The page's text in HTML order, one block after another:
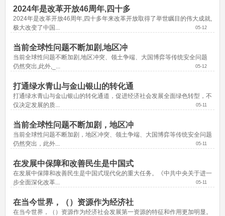
2024年是改革开放46周年,四十多
2024年是改革开放46周年,四十多年来改革开放取得了举世瞩目的伟大成就,
极大改变了中国...
05-12
当前全球性问题不断加剧,地区冲
当前全球性问题不断加剧,地区冲突、领土争端、大国博弈等传统安全问题
仍然突出,此外,_...
05-12
打通绿水青山与金山银山的转化通
打通绿水青山与金山银山的转化通道，促进经济社会发展全面绿色转型，不
仅决定发展的质...
05-11
当前全球性问题不断加剧，地区冲
当前全球性问题不断加剧，地区冲突、领土争端、大国博弈等传统安全问题
仍然突出，此外...
05-11
在发展中保障和改善民生是中国式
在发展中保障和改善民生是中国式现代化的重大任务。《中共中央关于进一
步全面深化改革...
05-11
在当今世界，（）资源作为经济社
在当今世界，（）资源作为经济社会发展第一资源的特征和作用更加明显。